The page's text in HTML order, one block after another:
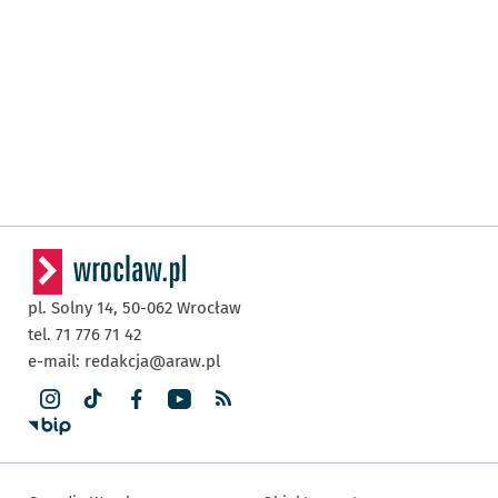
pl. Solny 14, 50-062 Wrocław
tel. 71 776 71 42
e-mail: redakcja@araw.pl